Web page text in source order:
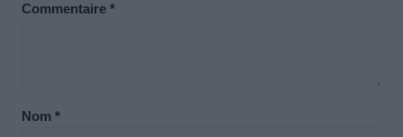
Commentaire *
Nom *